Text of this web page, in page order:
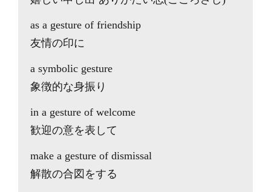
as a gesture of friendship
友情の印に
a symbolic gesture
象徴的な身振り
in a gesture of welcome
歓迎の意を表して
make a gesture of dismissal
解散の合図をする